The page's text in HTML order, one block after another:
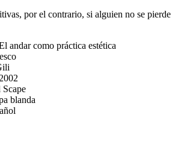
por el contrario, si alguien no se pierde
andar como práctica estética
blanda